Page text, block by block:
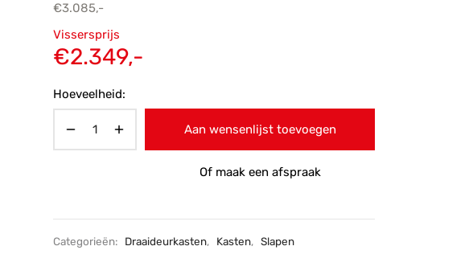
€3.085,-
Oorspronkelijke
prijs was:
Vissersprijs
€2.349,-
Hoeveelheid:
Aan wensenlijst toevoegen
Of maak een afspraak
Categorieën: Draaideurkasten, Kasten, Slapen